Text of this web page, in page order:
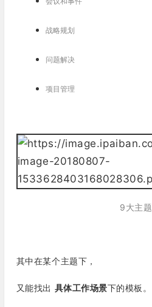
战略规划
问题解决
项目管理
9大主题
其中在某个主题下，
又能找出 具体工作场景下的模板。